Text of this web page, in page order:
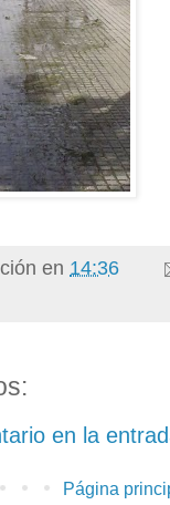
en 14:36
en la
Página